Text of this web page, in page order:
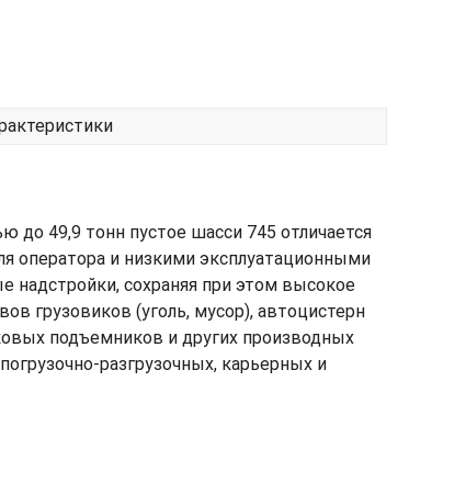
до 49,9 тонн пустое шасси 745 отличается
оператора и низкими эксплуатационными
надстройки, сохраняя при этом высокое
грузовиков (уголь, мусор), автоцистерн
подъемников и других производных
разгрузочных, карьерных и